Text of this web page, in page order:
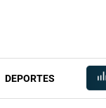
DEPORTES